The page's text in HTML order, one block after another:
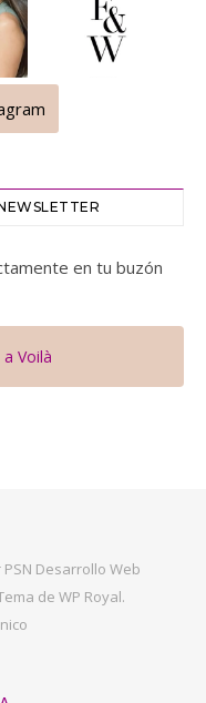
en tu buzón
Voilà
Desarrollo Web
de WP Royal.